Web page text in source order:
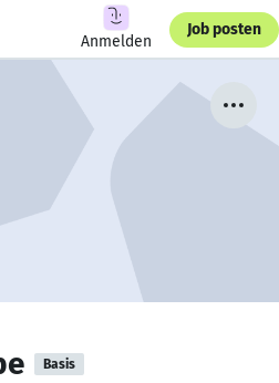
Anmelden
Job posten
Basis